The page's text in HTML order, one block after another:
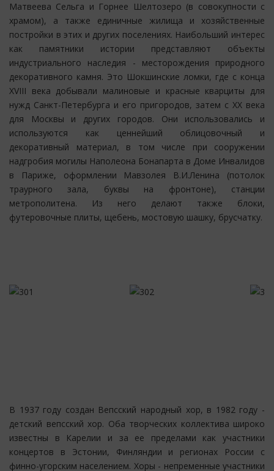
Матвеева Сельга и Горнее Шелтозеро (в совокупности с
храмом), а также единичные жилища и хозяйственные
постройки в этих и других поселениях. Наибольший интерес
как памятники истории представляют объекты
индустриального наследия - месторождения природного
декоративного камня. Это Шокшинские ломки, где с конца
XVIII века добывали малиновые и красные кварциты для
нужд Санкт-Петербурга и его пригородов, затем с XX века
для Москвы и других городов. Они использовались и
используются как ценнейший облицовочный и
декоративный материал, в том числе при сооружении
надгробия могилы Наполеона Бонапарта в Доме Инвалидов
в Париже, оформлении Мавзолея В.И.Ленина (потолок
траурного зала, буквы на фронтоне), станции
метрополитена. Из него делают также блоки,
футеровочные плиты, щебень, мостовую шашку, брусчатку.
В 1937 году создан Вепсский народный хор, в 1982 году -
детский вепсский хор. Оба творческих коллектива широко
известны в Карелии и за ее пределами как участники
концертов в Эстонии, Финляндии и регионах России с
финно-угорским населением. Хоры - непременные участники